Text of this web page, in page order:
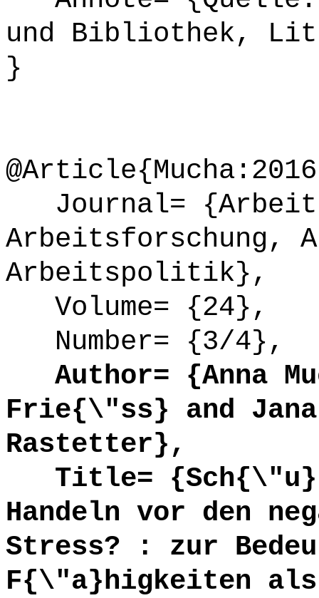
und Bibliothek,
}
Journal=
Arbeitsforschung,
Arbeitspolitik},
Volume= {24},
Number= {3/4},
Author= {Anna
Frie{\"ss} and
Rastetter},
Title=
Handeln vor den
Stress? : zur
F{\"a}higkeiten als